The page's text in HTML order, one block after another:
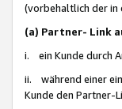
(vorbehaltlich der in
(a) Partner- Link
i. ein Kunde durch
ii. während einer
Kunde den Partner-